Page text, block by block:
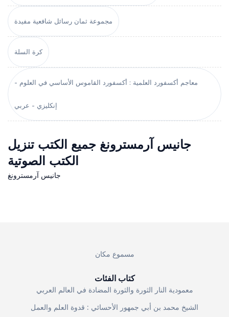
مجموعة ثمان رسائل شافعية مفيدة
كرة السلة
معاجم أكسفورد العلمية : أكسفورد القاموس الأساسي في العلوم -
إنكليزي - عربي
جانيس آرمسترونغ جميع الكتب تنزيل
الكتب الصوتية
جانيس آرمسترونغ
مسموع مكان
كتاب الفئات
معمودية النار الثورة والثورة المضادة في العالم العربي
الشيخ محمد بن أبي جمهور الأحسائي : قدوة العلم والعمل